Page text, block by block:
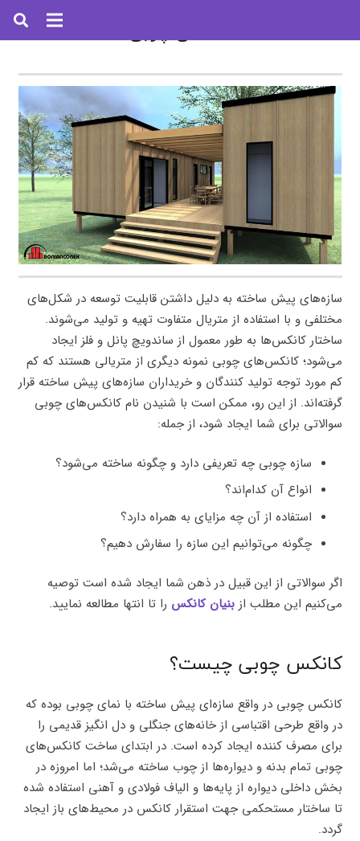
سازه‌های پیش ساخته به دلیل داشتن قابلیت توسعه در شکل‌های
مختلفی و با استفاده از متریال متفاوت تهیه و تولید می‌شوند.
ساختار کانکس‌ها به طور معمول از ساندویچ پانل و فلز ایجاد
می‌شود؛ کانکس‌های چوبی نمونه دیگری از متریالی هستند که کم
کم مورد توجه تولید کنندگان و خریداران سازه‌های پیش ساخته قرار
گرفته‌اند. از این رو، ممکن است با شنیدن نام کانکس‌های چوبی
سوالاتی برای شما ایجاد شود، از جمله:
سازه چوبی چه تعریفی دارد و چگونه ساخته می‌شود؟
انواع آن کدام‌اند؟
استفاده از آن چه مزایای به همراه دارد؟
چگونه می‌توانیم این سازه را سفارش دهیم؟
اگر سوالاتی از این قبیل در ذهن شما ایجاد شده است توصیه
می‌کنیم این مطلب ازبنیان کانکس را تا انتها مطالعه نمایید.
کانکس چوبی چیست؟
کانکس چوبی در واقع سازه‌ای پیش ساخته با نمای چوبی بوده که
در واقع طرحی اقتباسی از خانه‌های جنگلی و دل انگیز قدیمی را
برای مصرف کننده ایجاد کرده است. در ابتدای ساخت کانکس‌های
چوبی تمام بدنه و دیواره‌ها از چوب ساخته می‌شد؛ اما امروزه در
بخش داخلی دیواره از پایه‌ها و الیاف فولادی و آهنی استفاده شده
تا ساختار مستحکمی جهت استقرار کانکس در محیط‌های باز ایجاد
گردد.